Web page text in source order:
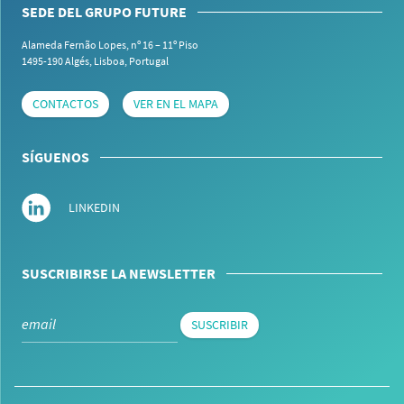
SEDE DEL GRUPO FUTURE
Alameda Fernão Lopes, nº 16 – 11º Piso
1495-190 Algés, Lisboa, Portugal
CONTACTOS VER EN EL MAPA
SÍGUENOS
LINKEDIN
SUSCRIBIRSE LA NEWSLETTER
SUSCRIBIR